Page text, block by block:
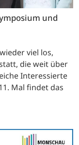
und
viel los,
die weit über
Interessierte
Mal findet das